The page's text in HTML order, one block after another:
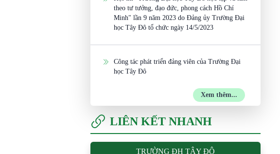
theo tư tưởng, đạo đức, phong cách Hồ Chí
Minh" lần 9 năm 2023 do Đảng ủy Trường Đại
học Tây Đô tổ chức ngày 14/5/2023
Công tác phát triển đảng viên của Trường Đại
học Tây Đô
Xem thêm...
LIÊN KẾT NHANH
TRƯỜNG ĐH TÂY ĐÔ